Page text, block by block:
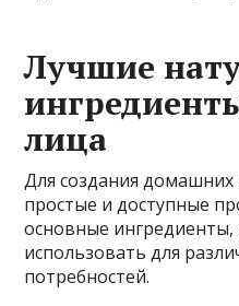
Лучшие
лица
Для создания
простые и доступные
основные
использовать для
потребностей.